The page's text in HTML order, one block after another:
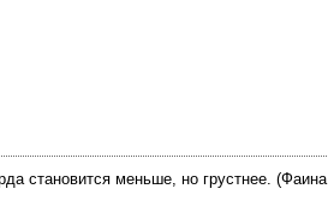
становится меньше, но грустнее. (Фаина